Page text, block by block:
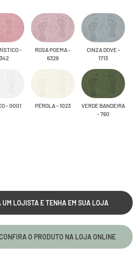
-
ROSA POEMA -
6329
CINZA DOVE -
1713
- 0001 PÉROLA - 1023
VERDE BANDEIRA
- 760
UM LOJISTA E TENHA EM SUA LOJA
O PRODUTO NA LOJA ONLINE